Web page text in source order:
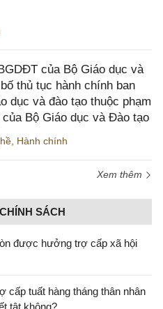
của Bộ Giáo dục và
thủ tục hành chính ban
dục và đào tạo thuộc phạm
Bộ Giáo dục và Đào tạo
Hành chính
Xem thêm
SÁCH
được hưởng trợ cấp xã hội
tuất hàng tháng thân nhân
tật không?